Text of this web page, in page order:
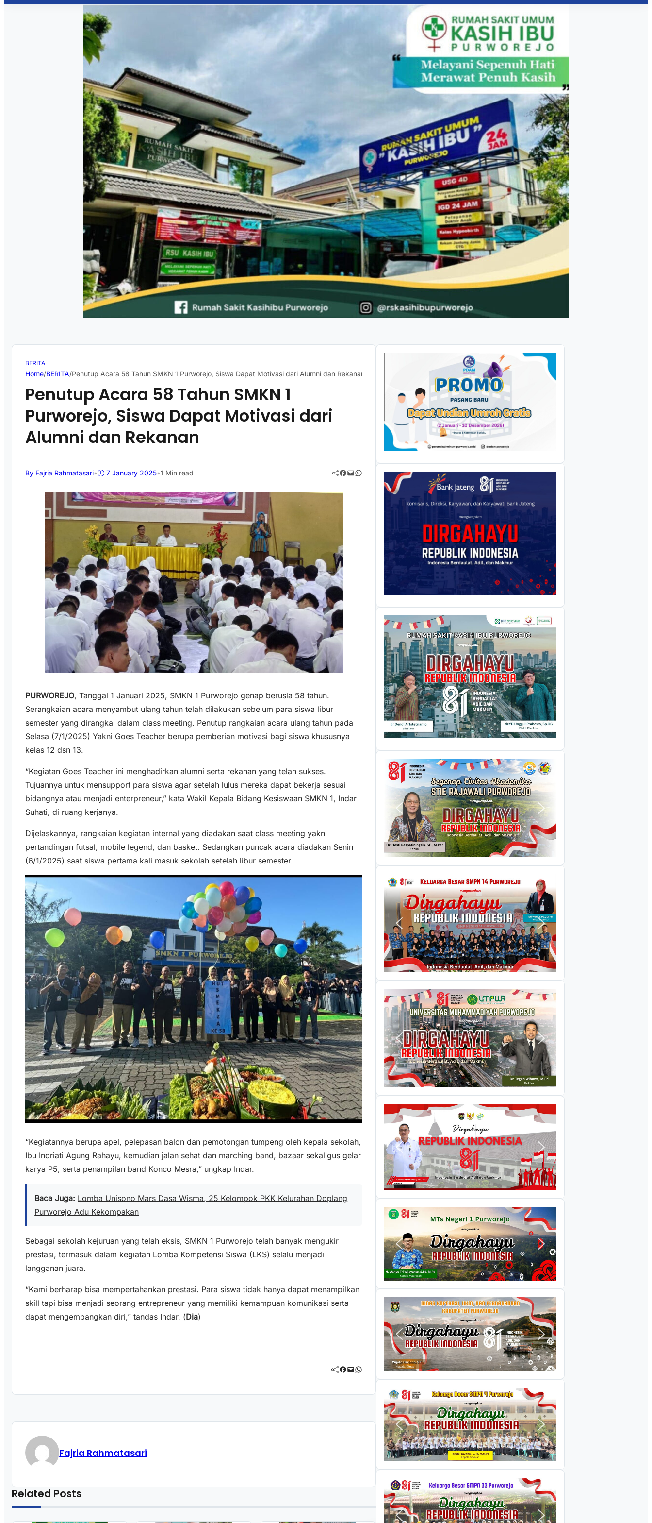
BERITA
Home/BERITA/Penutup Acara 58 Tahun SMKN 1 Purworejo, Siswa Dapat Motivasi dari Alumni dan Rekanan
Penutup Acara 58 Tahun SMKN 1
Purworejo, Siswa Dapat Motivasi dari
Alumni dan Rekanan
By Fajria Rahmatasari• 7 January 2025•1 Min read Facebook Mail WhatsApp
PURWOREJO, Tanggal 1 Januari 2025, SMKN 1 Purworejo genap berusia 58 tahun.
Serangkaian acara menyambut ulang tahun telah dilakukan sebelum para siswa libur
semester yang dirangkai dalam class meeting. Penutup rangkaian acara ulang tahun pada
Selasa (7/1/2025) Yakni Goes Teacher berupa pemberian motivasi bagi siswa khususnya
kelas 12 dsn 13.
“Kegiatan Goes Teacher ini menghadirkan alumni serta rekanan yang telah sukses.
Tujuannya untuk mensupport para siswa agar setelah lulus mereka dapat bekerja sesuai
bidangnya atau menjadi enterpreneur,” kata Wakil Kepala Bidang Kesiswaan SMKN 1, Indar
Suhati, di ruang kerjanya.
Dijelaskannya, rangkaian kegiatan internal yang diadakan saat class meeting yakni
pertandingan futsal, mobile legend, dan basket. Sedangkan puncak acara diadakan Senin
(6/1/2025) saat siswa pertama kali masuk sekolah setelah libur semester.
“Kegiatannya berupa apel, pelepasan balon dan pemotongan tumpeng oleh kepala sekolah,
Ibu Indriati Agung Rahayu, kemudian jalan sehat dan marching band, bazaar sekaligus gelar
karya P5, serta penampilan band Konco Mesra,” ungkap Indar.
Baca Juga: Lomba Unisono Mars Dasa Wisma, 25 Kelompok PKK Kelurahan Doplang
Purworejo Adu Kekompakan
Sebagai sekolah kejuruan yang telah eksis, SMKN 1 Purworejo telah banyak mengukir
prestasi, termasuk dalam kegiatan Lomba Kompetensi Siswa (LKS) selalu menjadi
langganan juara.
“Kami berharap bisa mempertahankan prestasi. Para siswa tidak hanya dapat menampilkan
skill tapi bisa menjadi seorang entrepreneur yang memiliki kemampuan komunikasi serta
dapat mengembangkan diri,” tandas Indar. (Dia)
Facebook Mail WhatsApp
Fajria Rahmatasari
Related Posts